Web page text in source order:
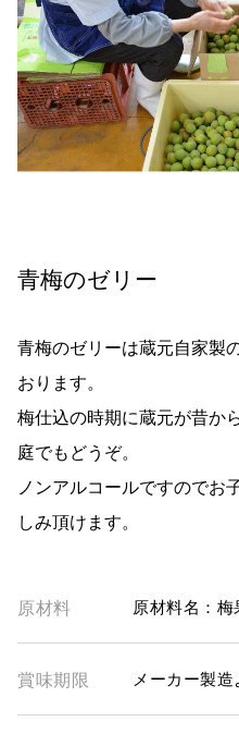
青梅のゼリー
青梅のゼリーは蔵元自家製
おります。
梅仕込の時期に蔵元が昔か
庭でもどうぞ。
ノンアルコールですのでお
しみ頂けます。
原材料 原材料名：
賞味期限 メーカー製造